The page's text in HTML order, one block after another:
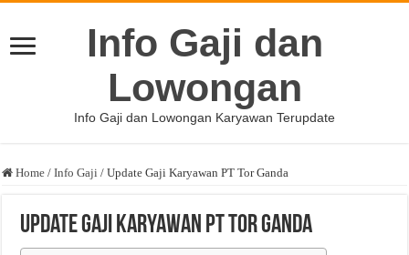
Info Gaji dan
Lowongan
Info Gaji dan Lowongan Karyawan Terupdate
Home / Info Gaji / Update Gaji Karyawan PT Tor Ganda
Update Gaji Karyawan PT Tor Ganda